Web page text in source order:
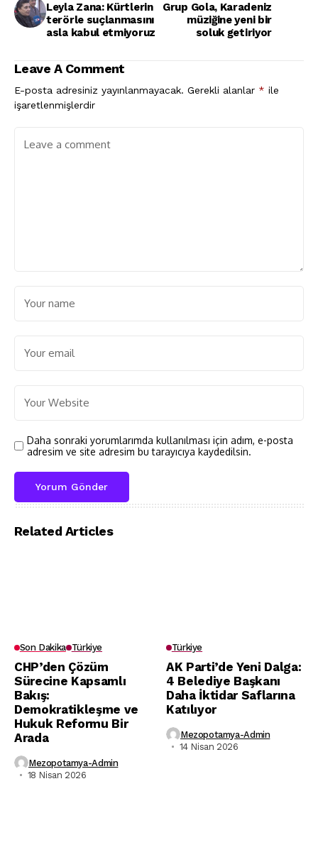
Leyla Zana: Kürtlerin
terörle suçlanmasını
asla kabul etmiyoruz
Grup Gola, Karadeniz
müziğine yeni bir
soluk getiriyor
Leave A Comment
E-posta adresiniz yayınlanmayacak. Gerekli alanlar * ile
işaretlenmişlerdir
Daha sonraki yorumlarımda kullanılması için adım, e-posta
adresim ve site adresim bu tarayıcıya kaydedilsin.
Related Articles
Son Dakika Türkiye
CHP’den Çözüm
Sürecine Kapsamlı
Bakış:
Demokratikleşme ve
Hukuk Reformu Bir
Arada
Mezopotamya-Admin
18 Nisan 2026
Türkiye
AK Parti’de Yeni Dalga:
4 Belediye Başkanı
Daha İktidar Saflarına
Katılıyor
Mezopotamya-Admin
14 Nisan 2026